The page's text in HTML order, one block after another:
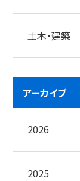
土木・建築
アーカイブ
2026
2025